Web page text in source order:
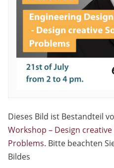
Dieses Bild ist Bestandteil
Workshop – Design
Problems. Bitte beachten
Bildes